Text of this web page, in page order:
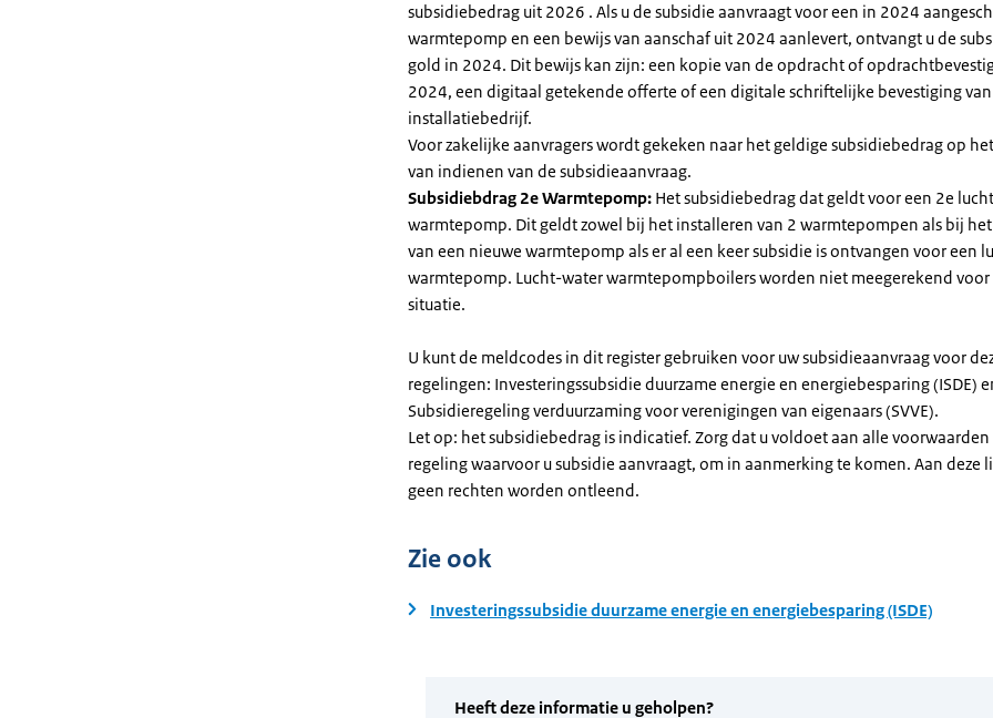
subsidiebedrag uit 2026 . Als u de subsidie aanvraagt voor een in 2024
warmtepomp en een bewijs van aanschaf uit 2024 aanlevert, ontvangt u de
gold in 2024. Dit bewijs kan zijn: een kopie van de opdracht of
2024, een digitaal getekende offerte of een digitale schriftelijke bevestiging
installatiebedrijf.
Voor zakelijke aanvragers wordt gekeken naar het geldige subsidiebedrag op
van indienen van de subsidieaanvraag.
Subsidiebdrag 2e Warmtepomp: Het subsidiebedrag dat geldt voor een 2e
warmtepomp. Dit geldt zowel bij het installeren van 2 warmtepompen als bij
van een nieuwe warmtepomp als er al een keer subsidie is ontvangen voor een
warmtepomp. Lucht-water warmtepompboilers worden niet meegerekend voor
situatie.
U kunt de meldcodes in dit register gebruiken voor uw subsidieaanvraag voor
regelingen: Investeringssubsidie duurzame energie en energiebesparing (ISDE)
Subsidieregeling verduurzaming voor verenigingen van eigenaars (SVVE).
Let op: het subsidiebedrag is indicatief. Zorg dat u voldoet aan alle voorwaarden
regeling waarvoor u subsidie aanvraagt, om in aanmerking te komen. Aan deze
geen rechten worden ontleend.
Zie ook
Investeringssubsidie duurzame energie en energiebesparing (ISDE)